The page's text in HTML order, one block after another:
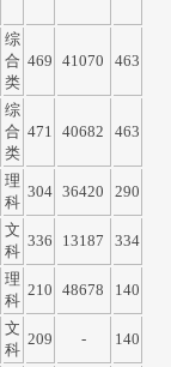
综
合
类
469 41070 463
综
合
类
471 40682 463
理
科
304 36420 290
文
科
336 13187 334
理
科
210 48678 140
文
科
209 - 140